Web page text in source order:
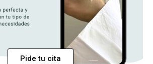
Pide tu cita